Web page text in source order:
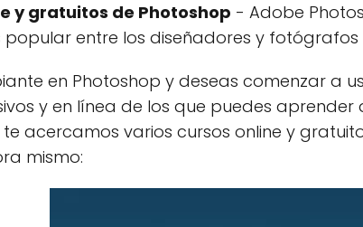
y gratuitos de Photoshop - Adobe
entre los diseñadores y
en Photoshop y deseas comenzar a
y en línea de los que puedes
acercamos varios cursos online y
mismo: